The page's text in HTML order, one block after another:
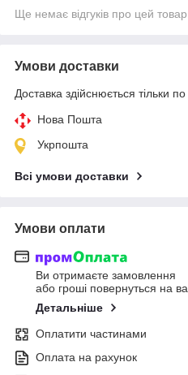
Ще немає відгуків про цей товар
Умови доставки
Доставка здійснюється тільки
Нова Пошта
Укрпошта
Всі умови доставки
Умови оплати
Ви отримаєте замовлення
або гроші повернуться на
Детальніше
Оплатити частинами
Оплата на рахунок